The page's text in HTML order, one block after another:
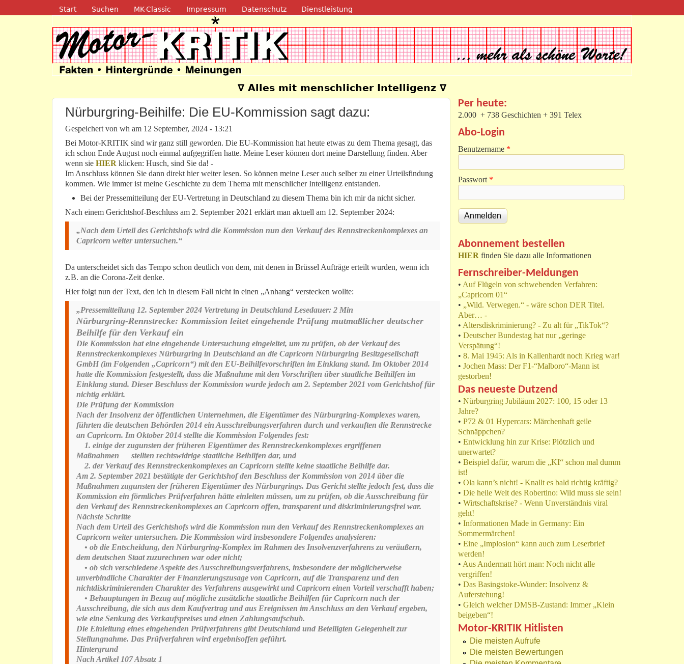
Direkt zum Inhalt
Navigation
Start Suchen MK-Classic Impressum Datenschutz Dienstleistung
Motor-Kritik.de∇ Alles mit menschlicher Intelligenz ∇
Nürburgring-Beihilfe: Die EU-Kommission sagt dazu:
Gespeichert von wh am 12 September, 2024 - 13:21
Bei Motor-KRITIK sind wir ganz still geworden. Die EU-Kommission hat heute etwas zu dem Thema gesagt, das
ich schon Ende August noch einmal aufgegriffen hatte. Meine Leser können dort meine Darstellung finden. Aber
wenn sie HIER klicken: Husch, sind Sie da! -
Im Anschluss können Sie dann direkt hier weiter lesen. So können meine Leser auch selber zu einer Urteilsfindung
kommen. Wie immer ist meine Geschichte zu dem Thema mit menschlicher Intelligenz entstanden.
Bei der Pressemitteilung der EU-Vertretung in Deutschland zu diesem Thema bin ich mir da nicht sicher.
Nach einem Gerichtshof-Beschluss am 2. September 2021 erklärt man aktuell am 12. September 2024:
„Nach dem Urteil des Gerichtshofs wird die Kommission nun den Verkauf des Rennstreckenkomplexes an
Capricorn weiter untersuchen.“
Da unterscheidet sich das Tempo schon deutlich von dem, mit denen in Brüssel Aufträge erteilt wurden, wenn ich
z.B. an die Corona-Zeit denke.
Hier folgt nun der Text, den ich in diesem Fall nicht in einen „Anhang“ verstecken wollte:
„Pressemitteilung 12. September 2024 Vertretung in Deutschland Lesedauer: 2 Min
Nürburgring-Rennstrecke: Kommission leitet eingehende Prüfung mutmaßlicher deutscher
Beihilfe für den Verkauf ein
Die Kommission hat eine eingehende Untersuchung eingeleitet, um zu prüfen, ob der Verkauf des
Rennstreckenkomplexes Nürburgring in Deutschland an die Capricorn Nürburgring Besitzgesellschaft
GmbH (im Folgenden „Capricorn“) mit den EU-Beihilfevorschriften im Einklang stand. Im Oktober 2014
hatte die Kommission festgestellt, dass die Maßnahme mit den Vorschriften über staatliche Beihilfen im
Einklang stand. Dieser Beschluss der Kommission wurde jedoch am 2. September 2021 vom Gerichtshof für
nichtig erklärt.
Die Prüfung der Kommission
Nach der Insolvenz der öffentlichen Unternehmen, die Eigentümer des Nürburgring-Komplexes waren,
führten die deutschen Behörden 2014 ein Ausschreibungsverfahren durch und verkauften die Rennstrecke
an Capricorn. Im Oktober 2014 stellte die Kommission Folgendes fest:
1. einige der zugunsten der früheren Eigentümer des Rennstreckenkomplexes ergriffenen
Maßnahmen stellten rechtswidrige staatliche Beihilfen dar, und
2. der Verkauf des Rennstreckenkomplexes an Capricorn stellte keine staatliche Beihilfe dar.
Am 2. September 2021 bestätigte der Gerichtshof den Beschluss der Kommission von 2014 über die
Maßnahmen zugunsten der früheren Eigentümer des Nürburgrings. Das Gericht stellte jedoch fest, dass die
Kommission ein förmliches Prüfverfahren hätte einleiten müssen, um zu prüfen, ob die Ausschreibung für
den Verkauf des Rennstreckenkomplexes an Capricorn offen, transparent und diskriminierungsfrei war.
Nächste Schritte
Nach dem Urteil des Gerichtshofs wird die Kommission nun den Verkauf des Rennstreckenkomplexes an
Capricorn weiter untersuchen. Die Kommission wird insbesondere Folgendes analysieren:
• ob die Entscheidung, den Nürburgring-Komplex im Rahmen des Insolvenzverfahrens zu veräußern,
dem deutschen Staat zuzurechnen war oder nicht;
• ob sich verschiedene Aspekte des Ausschreibungsverfahrens, insbesondere der möglicherweise
unverbindliche Charakter der Finanzierungszusage von Capricorn, auf die Transparenz und den
nichtdiskriminierenden Charakter des Verfahrens ausgewirkt und Capricorn einen Vorteil verschafft haben;
• Behauptungen in Bezug auf mögliche zusätzliche staatliche Beihilfen für Capricorn nach der
Ausschreibung, die sich aus dem Kaufvertrag und aus Ereignissen im Anschluss an den Verkauf ergeben,
wie eine Senkung des Verkaufspreises und einen Zahlungsaufschub.
Die Einleitung eines eingehenden Prüfverfahrens gibt Deutschland und Beteiligten Gelegenheit zur
Stellungnahme. Das Prüfverfahren wird ergebnisoffen geführt.
Hintergrund
Nach Artikel 107 Absatz 1
Per heute:
2.000 + 738 Geschichten + 391 Telex
Abo-Login
Benutzername *
Passwort *
Abonnement bestellen
HIER finden Sie dazu alle Informationen
Fernschreiber-Meldungen
• Auf Flügeln von schwebenden Verfahren:
„Capricorn 01“
• „Wild. Verwegen.“ - wäre schon DER Titel.
Aber… -
• Altersdiskriminierung? - Zu alt für „TikTok“?
• Deutscher Bundestag hat nur „geringe
Verspätung“!
• 8. Mai 1945: Als in Kallenhardt noch Krieg war!
• Jochen Mass: Der F1-“Malboro“-Mann ist
gestorben!
Das neueste Dutzend
• Nürburgring Jubiläum 2027: 100, 15 oder 13
Jahre?
• P72 & 01 Hypercars: Märchenhaft geile
Schnäppchen?
• Entwicklung hin zur Krise: Plötzlich und
unerwartet?
• Beispiel dafür, warum die „KI“ schon mal dumm
ist!
• Ola kann’s nicht! - Knallt es bald richtig kräftig?
• Die heile Welt des Robertino: Wild muss sie sein!
• Wirtschaftskrise? - Wenn Unverständnis viral
geht!
• Informationen Made in Germany: Ein
Sommermärchen!
• Eine „Implosion“ kann auch zum Leserbrief
werden!
• Aus Andermatt hört man: Noch nicht alle
vergriffen!
• Das Basingstoke-Wunder: Insolvenz &
Auferstehung!
• Gleich welcher DMSB-Zustand: Immer „Klein
beigeben“!
Motor-KRITIK Hitlisten
Die meisten Aufrufe
Die meisten Bewertungen